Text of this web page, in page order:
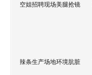
空姐招聘现场美腿抢镜
辣条生产场地环境肮脏